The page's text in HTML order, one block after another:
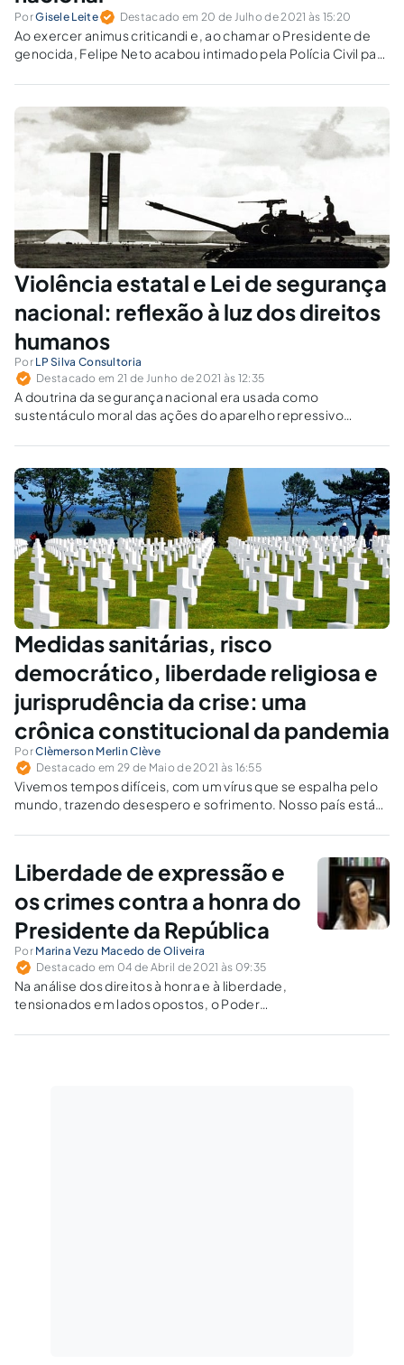
PorGisele Leite Destacado em 20 de Julho de 2021 às 15:20
Ao exercer animus criticandi e, ao chamar o Presidente de
genocida, Felipe Neto acabou intimado pela Polícia Civil para
segurança nacional.
Violência estatal e Lei de segurança
nacional: reflexão à luz dos direitos
humanos
Por LP Silva Consultoria
Destacado em 21 de Junho de 2021 às 12:35
A doutrina da segurança nacional era usada como
sustentáculo moral das ações do aparelho repressivo
políticos.
Medidas sanitárias, risco
democrático, liberdade religiosa e
jurisprudência da crise: uma
crônica constitucional da pandemia
PorClèmerson Merlin Clève
Destacado em 29 de Maio de 2021 às 16:55
Vivemos tempos difíceis, com um vírus que se espalha pelo
mundo, trazendo desespero e sofrimento. Nosso país está
meio milhão de vítimas fatais. Por que chegamos a estes
Liberdade de expressão e
os crimes contra a honra do
Presidente da República
Por Marina Vezu Macedo de Oliveira
Destacado em 04 de Abril de 2021 às 09:35
Na análise dos direitos à honra e à liberdade,
tensionados em lados opostos, o Poder
justiça e adequação, a fim de evitar